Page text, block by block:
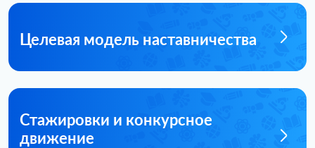
Целевая модель наставничества
Стажировки и конкурсное
движение